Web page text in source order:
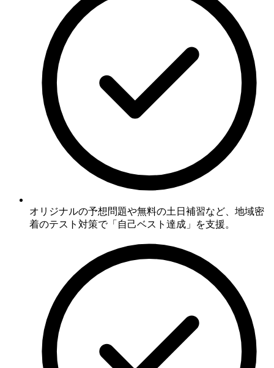
オリジナルの予想問題や無料の土日補習など、地域密
着のテスト対策で「自己ベスト達成」を支援。